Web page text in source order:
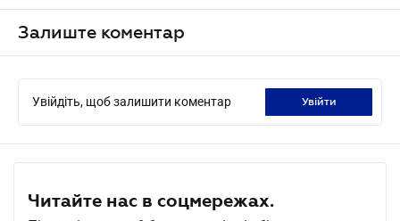
Залиште коментар
Увійдіть, щоб залишити коментар увійти
Читайте нас в соцмережах.